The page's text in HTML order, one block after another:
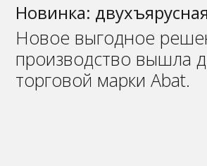
Новинка:
Новое выгодное
производство вышла
торговой марки Abat.